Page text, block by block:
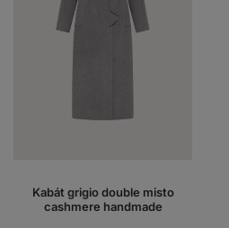
Kabát grigio double misto
cashmere handmade